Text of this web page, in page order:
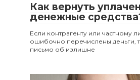
Как вернуть
денежные
Если контрагенту или частному
ошибочно перечислены деньги,
письмо об излишне